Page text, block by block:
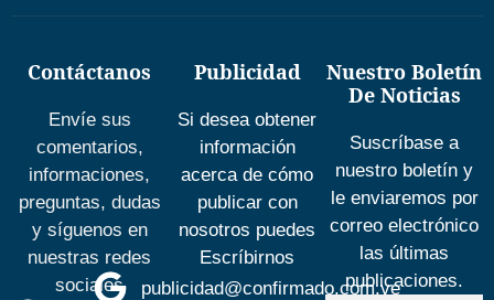
Contáctanos
Envíe sus
comentarios,
informaciones,
preguntas, dudas
y síguenos en
nuestras redes
sociales
Publicidad
Si desea obtener
información
acerca de cómo
publicar con
nosotros puedes
Escríbirnos
publicidad@confirmado.com.ve
Nuestro Boletín
De Noticias
Suscríbase a
nuestro boletín y
le enviaremos por
correo electrónico
las últimas
publicaciones.